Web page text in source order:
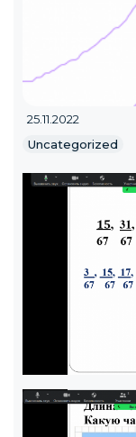
25.11.2022
Uncategorized